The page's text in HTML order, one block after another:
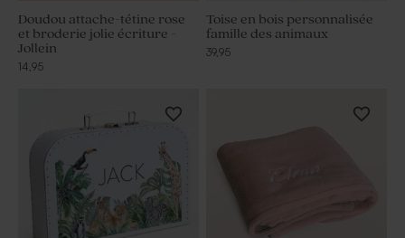
Doudou attache-tétine rose
et broderie jolie écriture -
Jollein
14,95
Toise en bois personnalisée
famille des animaux
39,95